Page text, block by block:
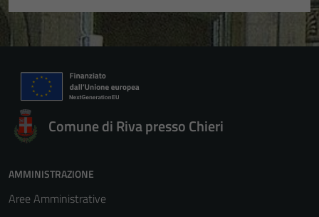
Comune di Riva presso Chieri
AMMINISTRAZIONE
Aree Amministrative